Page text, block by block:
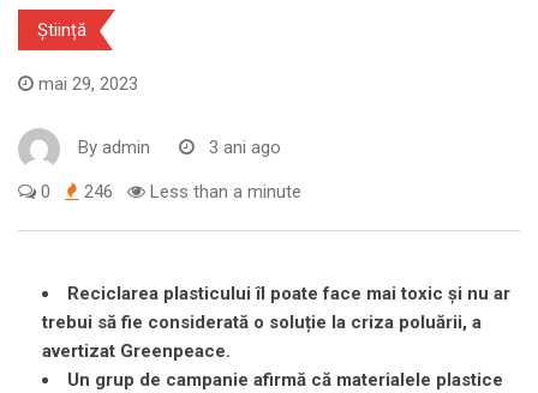
Știință
mai 29, 2023
By admin 3 ani ago
0 246 Less than a minute
Reciclarea plasticului îl poate face mai toxic și nu ar
trebui să fie considerată o soluție la criza poluării, a
avertizat Greenpeace.
Un grup de campanie afirmă că materialele plastice